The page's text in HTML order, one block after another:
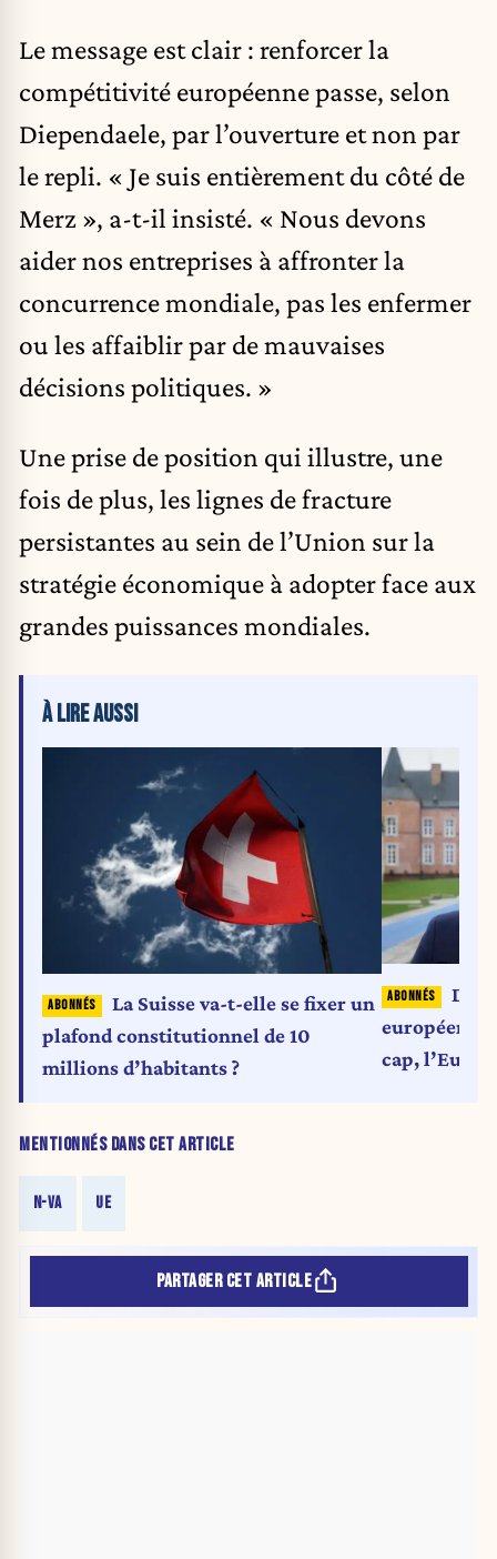
Le message est clair : renforcer la
compétitivité européenne passe, selon
Diependaele, par l’ouverture et non par
le repli. « Je suis entièrement du côté de
Merz », a-t-il insisté. « Nous devons
aider nos entreprises à affronter la
concurrence mondiale, pas les enfermer
ou les affaiblir par de mauvaises
décisions politiques. »
Une prise de position qui illustre, une
fois de plus, les lignes de fracture
persistantes au sein de l’Union sur la
stratégie économique à adopter face aux
grandes puissances mondiales.
MENTIONNÉS DANS CET ARTICLE
N-VA UE
À LIRE AUSSI
La Suisse va-t-elle se fixer un
plafond constitutionnel de 10
millions d’habitants ?
De
européen :
cap,
PARTAGER CET ARTICLE